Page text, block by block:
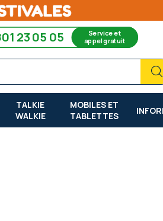
23 05 05 Service et
appel gratuit
TALKIE
WALKIE
MOBILES ET
TABLETTES